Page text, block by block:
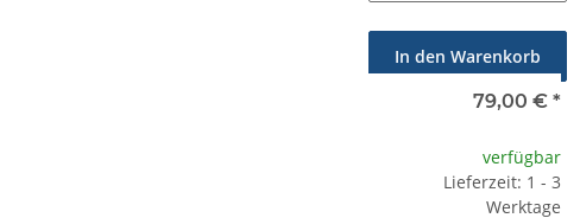
In den Warenkorb
79,00 € *
verfügbar
Lieferzeit: 1 - 3
Werktage